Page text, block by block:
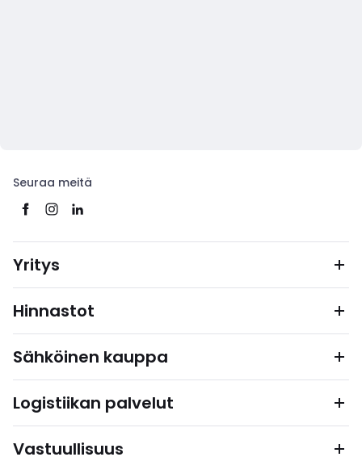
Seuraa meitä
Yritys
Hinnastot
Sähköinen kauppa
Logistiikan palvelut
Vastuullisuus